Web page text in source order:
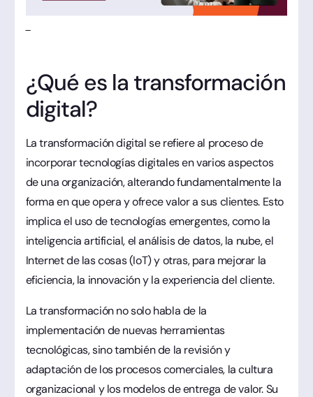
¿Qué es la transformación
digital?
La transformación digital se refiere al proceso de
incorporar tecnologías digitales en varios aspectos
de una organización, alterando fundamentalmente la
forma en que opera y ofrece valor a sus clientes. Esto
implica el uso de tecnologías emergentes, como la
inteligencia artificial, el análisis de datos, la nube, el
Internet de las cosas (IoT) y otras, para mejorar la
eficiencia, la innovación y la experiencia del cliente.
La transformación no solo habla de la
implementación de nuevas herramientas
tecnológicas, sino también de la revisión y
adaptación de los procesos comerciales, la cultura
organizacional y los modelos de entrega de valor. Su